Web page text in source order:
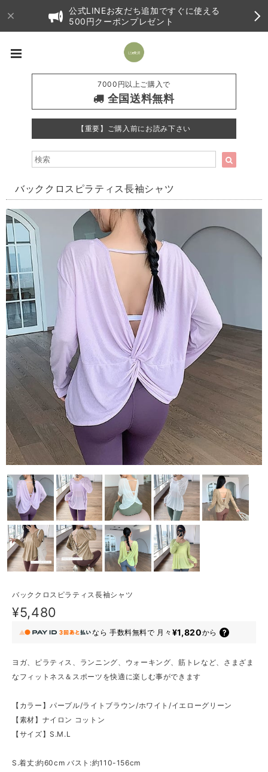
公式LINEお友だち追加ですぐに使える
500円クーポンプレゼント
7000円以上ご購入で
全国送料無料
【重要】ご購入前にお読み下さい
バッククロスピラティス長袖シャツ
バッククロスピラティス長袖シャツ
¥5,480
なら 手数料無料で 月々 ¥1,820から
ヨガ、ピラティス、ランニング、ウォーキング、筋トレなど、さまざま
なフィットネス＆スポーツを快適に楽しむ事ができます
【カラー】パープル/ライトブラウン/ホワイト/イエローグリーン
【素材】ナイロン コットン
【サイズ】S.M.L
S.着丈:約60cm バスト:約110-156cm